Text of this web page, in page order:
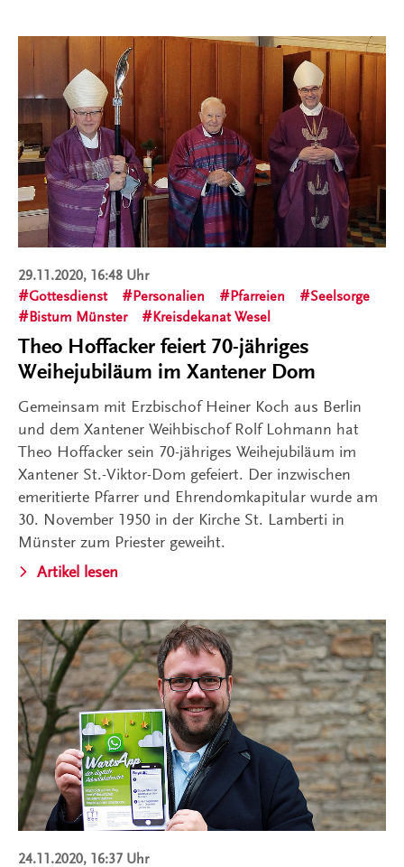
29.11.2020, 16:48 Uhr
Gottesdienst
Personalien Pfarreien
Seelsorge
Bistum Münster
Kreisdekanat Wesel
Theo Hoffacker feiert 70-jähriges
Weihejubiläum im Xantener Dom
Gemeinsam mit Erzbischof Heiner Koch aus Berlin
und dem Xantener Weihbischof Rolf Lohmann hat
Theo Hoffacker sein 70-jähriges Weihejubiläum im
Xantener St.-Viktor-Dom gefeiert. Der inzwischen
emeritierte Pfarrer und Ehrendomkapitular wurde am
30. November 1950 in der Kirche St. Lamberti in
Münster zum Priester geweiht.
Artikel lesen
24.11.2020, 16:37 Uhr